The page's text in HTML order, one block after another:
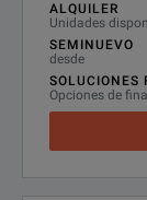
ALQUILER
Unidades
SEMINUEVO
desde
SOLUCIONES
Opciones de